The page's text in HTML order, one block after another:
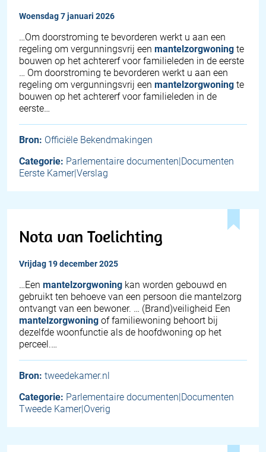
woensdag 7 januari 2026
…Om doorstroming te bevorderen werkt u aan een
regeling om vergunningsvrij een mantelzorgwoning te
bouwen op het achtererf voor familieleden in de eerste
… Om doorstroming te bevorderen werkt u aan een
regeling om vergunningsvrij een mantelzorgwoning te
bouwen op het achtererf voor familieleden in de
eerste…
Bron: Officiële Bekendmakingen
Categorie: Parlementaire documenten|Documenten
Eerste Kamer|Verslag
Nota van Toelichting
vrijdag 19 december 2025
…Een mantelzorgwoning kan worden gebouwd en
gebruikt ten behoeve van een persoon die mantelzorg
ontvangt van een bewoner. … (Brand)veiligheid Een
mantelzorgwoning of familiewoning behoort bij
dezelfde woonfunctie als de hoofdwoning op het
perceel.…
Bron: tweedekamer.nl
Categorie: Parlementaire documenten|Documenten
Tweede Kamer|Overig